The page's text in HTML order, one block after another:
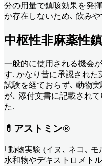
分の用量で鎮咳効果を発
か存在しないため､ 飲み
中枢性非麻薬性
一般的に使用される機会
す. かなり昔に承認され
試験を経ておらず､ 動物
が､ 添付文書に記載され
た.
💊アストミン®︎
｢動物実験 (イヌ､ ネコ､
水和物やデキストロメト